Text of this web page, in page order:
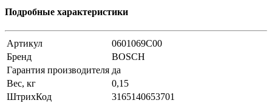
Подробные характеристики
Артикул
0601069C00
Бренд
BOSCH
Гарантия производителя да
Вес, кг
0,15
ШтрихКод
3165140653701